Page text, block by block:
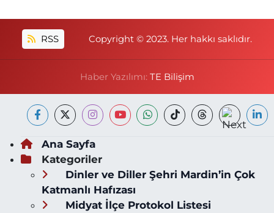
RSS Copyright © 2023. Her hakkı saklıdır.
Haber Yazılımı: TE Bilişim
Ana Sayfa
Kategoriler
Dinler ve Diller Şehri Mardin’in Çok
Katmanlı Hafızası
Midyat İlçe Protokol Listesi